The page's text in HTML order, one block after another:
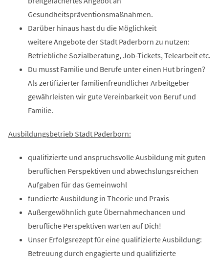
Gesundheitspräventionsmaßnahmen.
Darüber hinaus hast du die Möglichkeit
weitere Angebote der Stadt Paderborn zu nutzen:
Betriebliche Sozialberatung, Job-Tickets, Telearbeit etc.
Du musst Familie und Berufe unter einen Hut bringen?
Als zertifizierter familienfreundlicher Arbeitgeber
gewährleisten wir gute Vereinbarkeit von Beruf und
Familie.
Ausbildungsbetrieb Stadt Paderborn:
qualifizierte und anspruchsvolle Ausbildung mit guten
beruflichen Perspektiven und abwechslungsreichen
Aufgaben für das Gemeinwohl
fundierte Ausbildung in Theorie und Praxis
Außergewöhnlich gute Übernahmechancen und
berufliche Perspektiven warten auf Dich!
Unser Erfolgsrezept für eine qualifizierte Ausbildung:
Betreuung durch engagierte und qualifizierte